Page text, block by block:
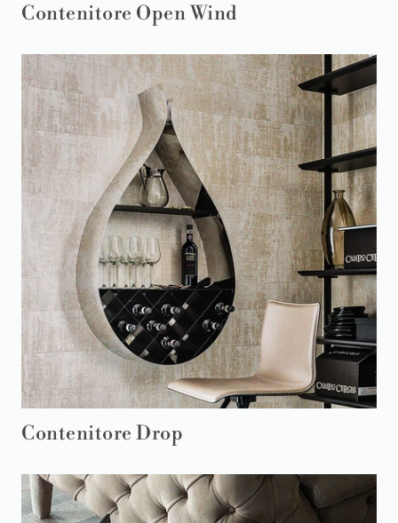
Contenitore Open Wind
Contenitore Drop